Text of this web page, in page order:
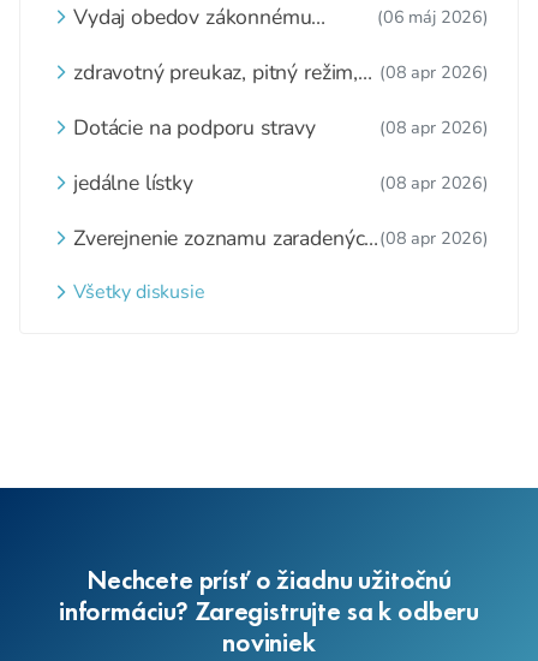
Vydaj obedov zákonnému
(06 máj 2026)
zdravotný preukaz, pitný režim,
(08 apr 2026)
Dotácie na podporu stravy (08 apr 2026)
jedálne lístky (08 apr 2026)
Zverejnenie zoznamu zaradených
webovom sídle
(08 apr 2026)
Všetky diskusie
Nechcete prísť o žiadnu užitočnú
informáciu? Zaregistrujte sa k odberu
noviniek